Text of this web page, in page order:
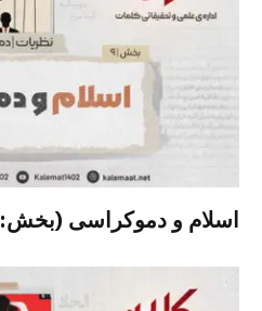
اسلام و دموکراسی (بخش: ۹)